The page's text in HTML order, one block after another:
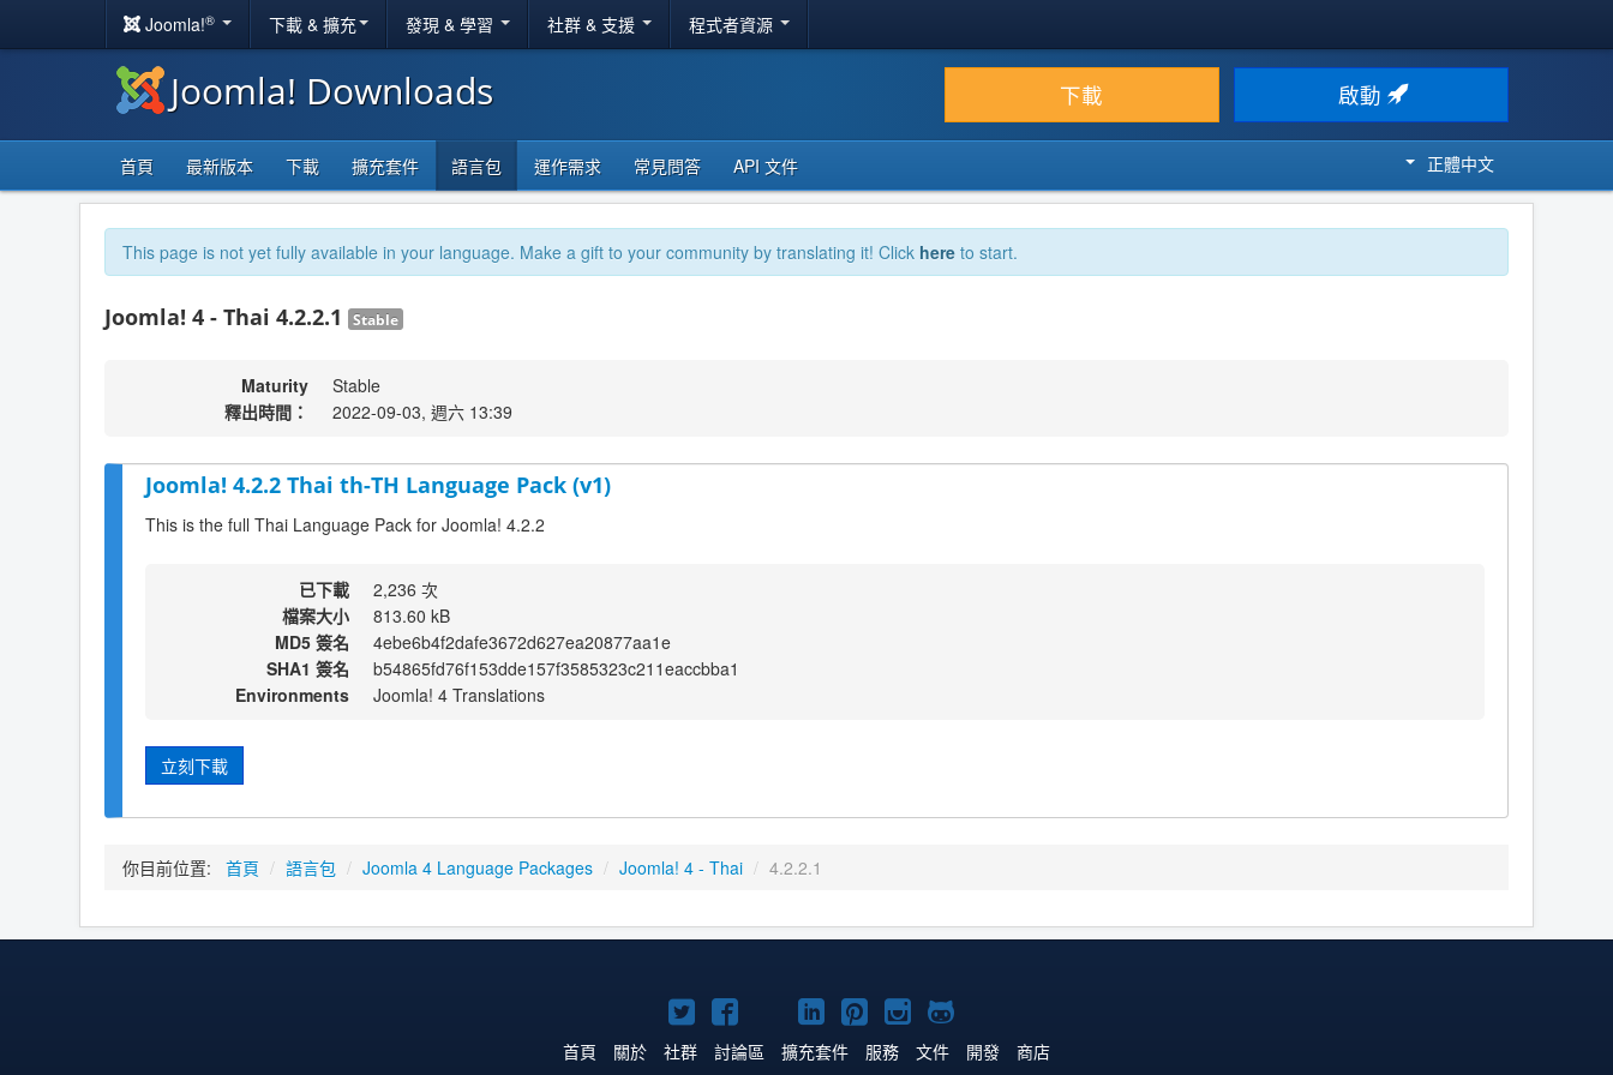
Joomla!® 下載 & 擴充 發現 & 學習 社群 & 支援 程式者資源
Joomla! Downloads 下載 啟動
首頁 最新版本 下載 擴充套件 語言包 運作需求 常見問答 API 文件 正體中文
This page is not yet fully available in your language. Make a gift to your community by translating it! Click here to start.
Joomla! 4 - Thai 4.2.2.1 Stable
Maturity
Stable
釋出時間：
2022-09-03, 週六 13:39
Joomla! 4.2.2 Thai th-TH Language Pack (v1)
This is the full Thai Language Pack for Joomla! 4.2.2
已下載
2,236 次
檔案大小
813.60 kB
MD5 簽名
4ebe6b4f2dafe3672d627ea20877aa1e
SHA1 簽名
b54865fd76f153dde157f3585323c211eaccbba1
Environments
Joomla! 4 Translations
立刻下載
你目前位置: 首頁 / 語言包 / Joomla 4 Language Packages / Joomla! 4 - Thai / 4.2.2.1
Twitter
上
Facebook
上
YouTube
上
Linkedln
上
Pinterest
上
Instagram
上
GitHub
上
首頁 關於 社群 討論區 擴充套件 服務 文件 開發 商店